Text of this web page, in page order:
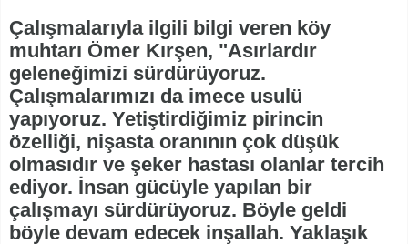
Çalışmalarıyla ilgili bilgi veren köy
muhtarı Ömer Kırşen, "Asırlardır
geleneğimizi sürdürüyoruz.
Çalışmalarımızı da imece usulü
yapıyoruz. Yetiştirdiğimiz pirincin
özelliği, nişasta oranının çok düşük
olmasıdır ve şeker hastası olanlar tercih
ediyor. İnsan gücüyle yapılan bir
çalışmayı sürdürüyoruz. Böyle geldi
böyle devam edecek inşallah. Yaklaşık